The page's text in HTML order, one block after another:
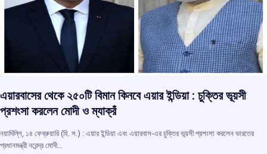
এয়ারবাসের থেকে ২৫০টি বিমান কিনবে এয়ার ইন্ডিয়া : চুক্তির ভূয়সী
প্রশংসা করলেন মোদী ও ম্যাক্রঁ
নয়াদিল্লি, ১৪ ফেব্রুয়ারি (হি. স.) : এয়ার ইন্ডিয়া এবং এয়ারবাস-এর চুক্তির ভূয়সী প্রশংসা করলেন ভারতের
প্রধানমন্ত্রী নরেন্দ্র মোদী…